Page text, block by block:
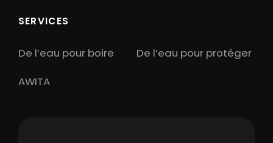
SERVICES
De l’eau pour boire
De l’eau pour protéger
AWITA